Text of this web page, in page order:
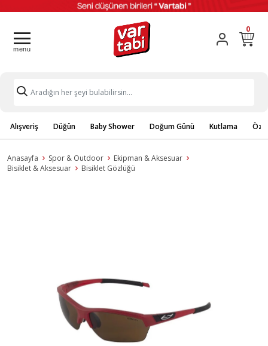
0
Alışveriş Düğün Baby Shower Doğum Günü Kutlama
Anasayfa Spor & Outdoor
Ekipman & Aksesuar
Bisiklet & Aksesuar
Bisiklet Gözlüğü